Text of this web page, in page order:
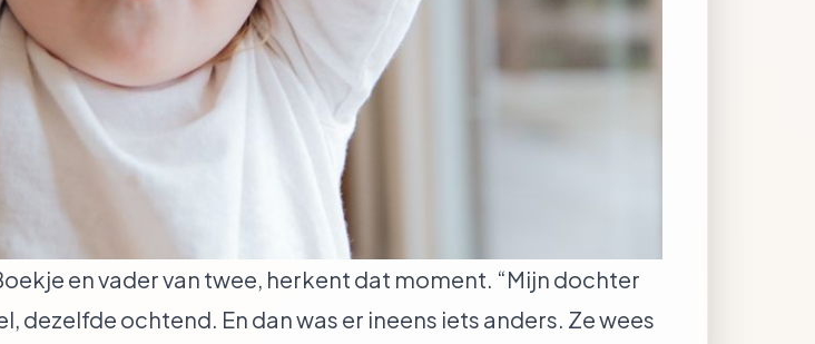
en vader van twee, herkent dat moment. “Mijn dochter
ochtend. En dan was er ineens iets anders. Ze wees